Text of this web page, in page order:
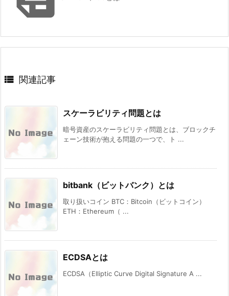
 関連記事
スケーラビリティ問題とは
暗号資産のスケーラビリティ問題とは、ブロックチ
ェーン技術が抱える問題の一つで、ト ...
bitbank（ビットバンク）とは
取り扱いコイン BTC：Bitcoin（ビットコイン）
ETH：Ethereum（ ...
ECDSAとは
ECDSA（Elliptic Curve Digital Signature A ...